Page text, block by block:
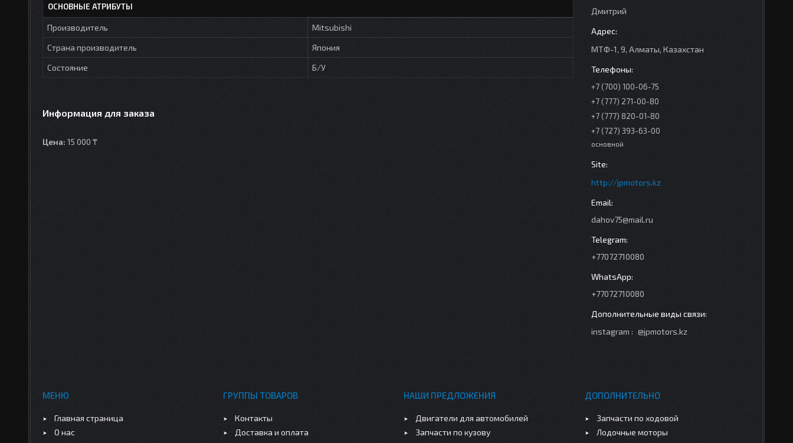
ОСНОВНЫЕ АТРИБУТЫ
Производитель
Mitsubishi
Страна производитель
Япония
Состояние
Б/У
Информация для заказа
Цена: 15 000 ₸
Дмитрий
МТФ-1, 9, Алматы, Казахстан
+7 (700) 100-06-75
+7 (777) 271-00-80
+7 (777) 820-01-80
+7 (727) 393-63-00
основной
http://jpmotors.kz
dahov75@mail.ru
+77072710080
+77072710080
instagram @jpmotors.kz
МЕНЮ
Главная страница
О нас
ГРУППЫ ТОВАРОВ
Контакты
Доставка и оплата
НАШИ ПРЕДЛОЖЕНИЯ
Двигатели для автомобилей
Запчасти по кузову
ДОПОЛНИТЕЛЬНО
Запчасти по ходовой
Лодочные моторы